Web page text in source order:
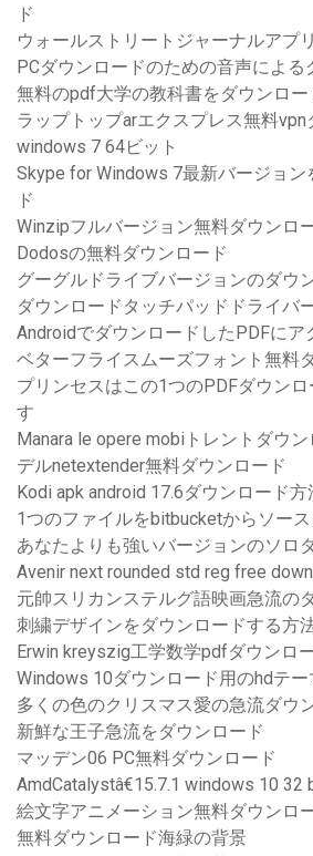
ド
ウォールストリートジャーナルアプ
PCダウンロードのための音声による
無料のpdf大学の教科書をダウンロ
ラップトップarエクスプレス無料vpn
windows 7 64ビット
Skype for Windows 7最新バージョン
ド
Winzipフルバージョン無料ダウンロ
Dodosの無料ダウンロード
グーグルドライブバージョンのダウ
ダウンロードタッチパッドドライバ
AndroidでダウンロードしたPDFにア
ベターフライスムーズフォント無料
プリンセスはこの1つのPDFダウン
す
Manara le opere mobiトレントダウン
デルnetextender無料ダウンロード
Kodi apk android 17.6ダウンロード方
1つのファイルをbitbucketからソー
あなたよりも強いバージョンのソロ
Avenir next rounded std reg free
元帥スリカンステルグ語映画急流の
刺繍デザインをダウンロードする方
Erwin kreyszig工学数学pdfダウンロ
Windows 10ダウンロード用のhdテー
多くの色のクリスマス愛の急流ダウ
新鮮な王子急流をダウンロード
マッデン06 PC無料ダウンロード
AmdCatalystâ€15.7.1 windows 10 32
絵文字アニメーション無料ダウンロ
無料ダウンロード海緑の背景